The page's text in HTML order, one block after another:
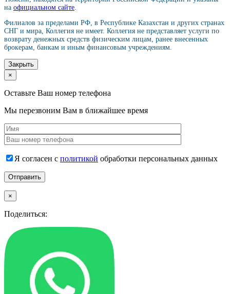
на официальном сайте
Филиалов за пределами РФ, в Республике Казахстан и других странах
СНГ и мира, Коллегия не имеет. Коллегия не представляет услуги по
возврату денежных средств физическим лицам, ранее внесенных
брокерам, банкам и иным финансовым учреждениям.
Закрыть
×
Оставьте Ваш номер телефона
Мы перезвоним Вам в ближайшее время
Я согласен с политикой обработки персональных данных
×
Поделиться: